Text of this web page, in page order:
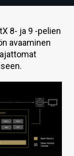
8- ja 9 -pelien
avaaminen